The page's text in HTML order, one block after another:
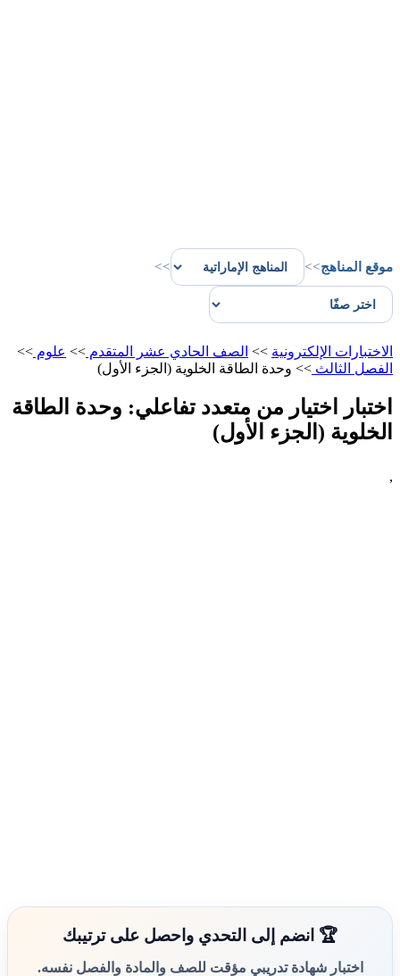
موقع المناهج>>
>>
الاختبارات الإلكترونية >> الصف الحادي عشر المتقدم >> علوم >>
الفصل الثالث >> وحدة الطاقة الخلوية (الجزء الأول)
اختبار اختيار من متعدد تفاعلي: وحدة الطاقة
الخلوية (الجزء الأول)
🏆 انضم إلى التحدي واحصل على ترتيبك
اختبار شهادة تدريبي مؤقت للصف والمادة والفصل نفسه.